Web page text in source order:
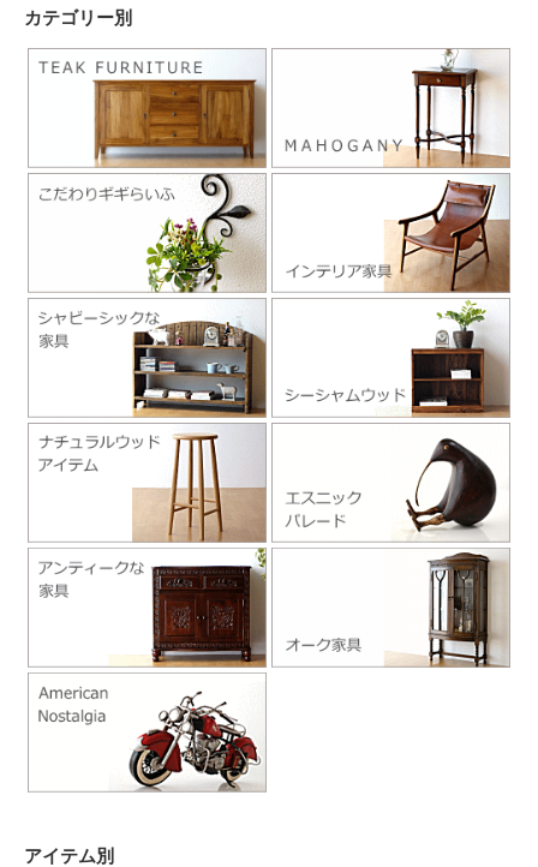
カテゴリー別
アイテム別